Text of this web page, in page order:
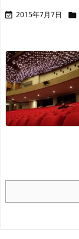
 2015年7月7日 